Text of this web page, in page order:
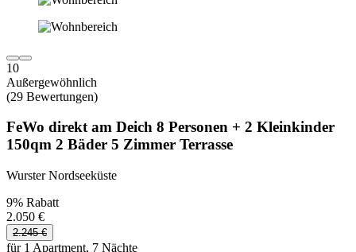
10
Außergewöhnlich
(29 Bewertungen)
FeWo direkt am Deich 8 Personen + 2 Kleinkinder
150qm 2 Bäder 5 Zimmer Terrasse
Wurster Nordseeküste
9% Rabatt
2.050 €
2.245 €
für 1 Apartment, 7 Nächte